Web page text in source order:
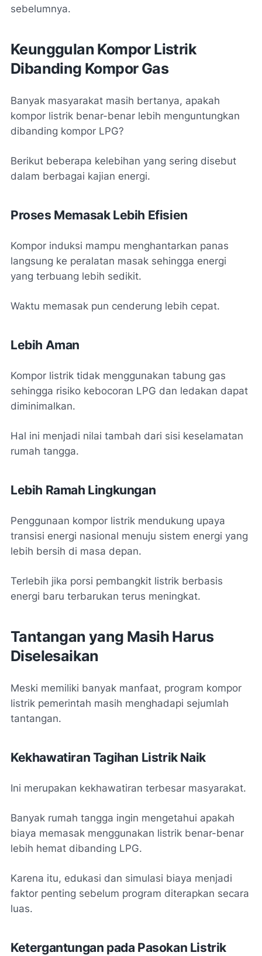
sebelumnya.
Keunggulan Kompor Listrik
Dibanding Kompor Gas
Banyak masyarakat masih bertanya, apakah
kompor listrik benar-benar lebih menguntungkan
dibanding kompor LPG?
Berikut beberapa kelebihan yang sering disebut
dalam berbagai kajian energi.
Proses Memasak Lebih Efisien
Kompor induksi mampu menghantarkan panas
langsung ke peralatan masak sehingga energi
yang terbuang lebih sedikit.
Waktu memasak pun cenderung lebih cepat.
Lebih Aman
Kompor listrik tidak menggunakan tabung gas
sehingga risiko kebocoran LPG dan ledakan dapat
diminimalkan.
Hal ini menjadi nilai tambah dari sisi keselamatan
rumah tangga.
Lebih Ramah Lingkungan
Penggunaan kompor listrik mendukung upaya
transisi energi nasional menuju sistem energi yang
lebih bersih di masa depan.
Terlebih jika porsi pembangkit listrik berbasis
energi baru terbarukan terus meningkat.
Tantangan yang Masih Harus
Diselesaikan
Meski memiliki banyak manfaat, program kompor
listrik pemerintah masih menghadapi sejumlah
tantangan.
Kekhawatiran Tagihan Listrik Naik
Ini merupakan kekhawatiran terbesar masyarakat.
Banyak rumah tangga ingin mengetahui apakah
biaya memasak menggunakan listrik benar-benar
lebih hemat dibanding LPG.
Karena itu, edukasi dan simulasi biaya menjadi
faktor penting sebelum program diterapkan secara
luas.
Ketergantungan pada Pasokan Listrik